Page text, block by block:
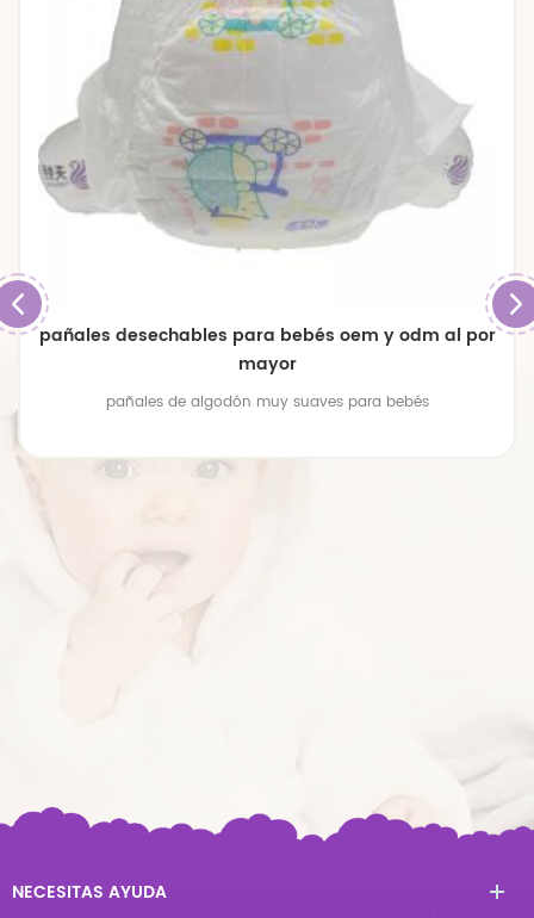
pañales de bebé transpirables de gran tamaño
premium
pañales de bebé transpirables de gran tamaño premium
NECESITAS AYUDA